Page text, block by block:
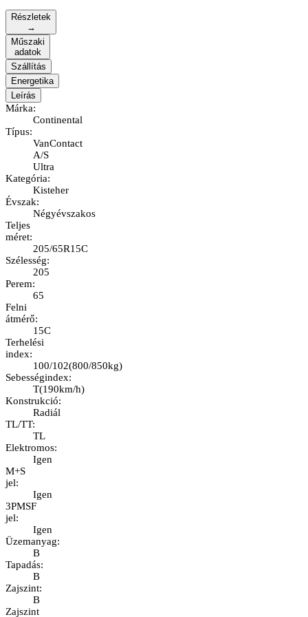
Részletek
→
Műszaki
adatok
Szállítás
Energetika
Leírás
Márka:
Continental
Típus:
VanContact
A/S
Ultra
Kategória:
Kisteher
Évszak:
Négyévszakos
Teljes
méret:
205/65R15C
Szélesség:
205
Perem:
65
Felni
átmérő:
15C
Terhelési
index:
100/102(800/850kg)
Sebességindex:
T(190km/h)
Konstrukció:
Radiál
TL/TT:
TL
Elektromos:
Igen
M+S
jel:
Igen
3PMSF
jel:
Igen
Üzemanyag:
B
Tapadás:
B
Zajszint:
B
Zajszint